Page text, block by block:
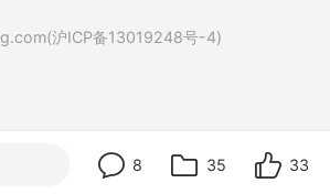
沪ICP备13019248号-4)
8 35 33